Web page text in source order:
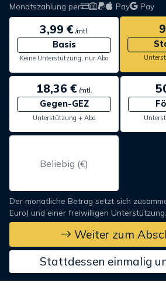
Monatszahlung per Pay Pay
3,99 €/mtl.
Basis
Keine Unterstützung, nur Abo
18,36 €/mtl.
Gegen-GEZ
Unterstützung + Abo
Der monatliche Betrag setzt sich
Euro) und einer freiwilligen Unterstützung.
Weiter zum
Stattdessen einmalig